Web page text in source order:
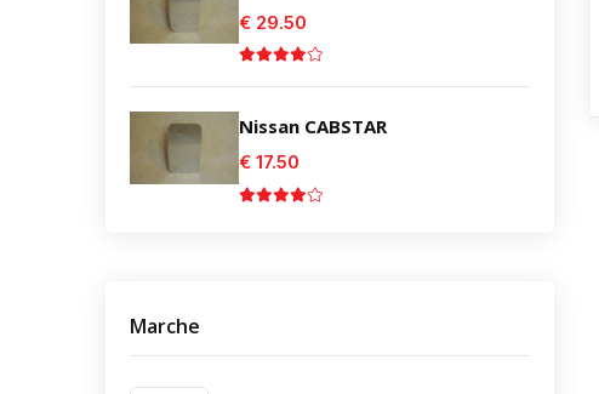
€ 29.50
Nissan CABSTAR
€ 17.50
Marche